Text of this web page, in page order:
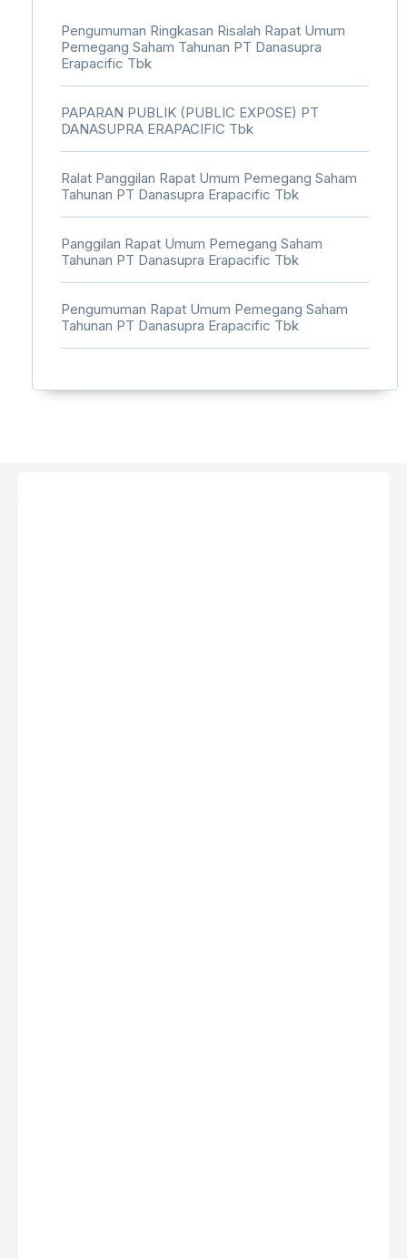
Pengumuman Ringkasan Risalah Rapat Umum
Pemegang Saham Tahunan PT Danasupra
Erapacific Tbk
PAPARAN PUBLIK (PUBLIC EXPOSE) PT
DANASUPRA ERAPACIFIC Tbk
Ralat Panggilan Rapat Umum Pemegang Saham
Tahunan PT Danasupra Erapacific Tbk
Panggilan Rapat Umum Pemegang Saham
Tahunan PT Danasupra Erapacific Tbk
Pengumuman Rapat Umum Pemegang Saham
Tahunan PT Danasupra Erapacific Tbk